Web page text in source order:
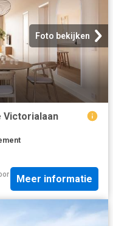
Foto bekijken
Victorialaan
Meer informatie